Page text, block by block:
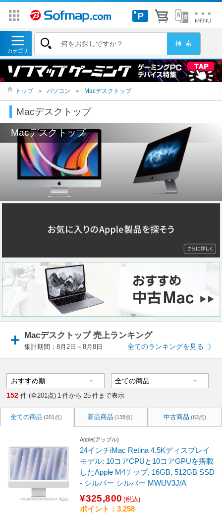
トップ ＞ パソコン ＞ Macデスクトップ
Macデスクトップ
Macデスクトップ
Macデスクトップ 売上ランキング
集計期間：8月2日～8月8日 全てのランキングを見る
152 件 (全201点) 1 件から 25 件まで表示
全ての商品 (201点) 新品商品 (138点) 中古商品 (63点)
Apple(アップル)
24インチiMac Retina 4.5Kディスプレイ
モデル: 10コアCPUと10コアGPUを搭載
したApple M4チップ, 16GB, 512GB SSD
- シルバー シルバー MWUV3J/A
¥325,800 (税込)
ポイント：3,258